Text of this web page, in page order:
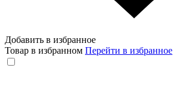
Добавить в избранное
Товар в избранном Перейти в избранное